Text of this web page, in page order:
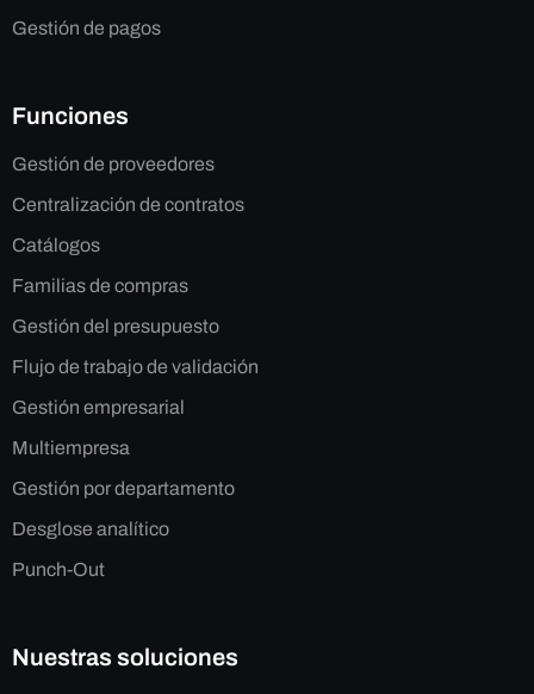
Gestión de pagos
Funciones
Gestión de proveedores
Centralización de contratos
Catálogos
Familias de compras
Gestión del presupuesto
Flujo de trabajo de validación
Gestión empresarial
Multiempresa
Gestión por departamento
Desglose analítico
Punch-Out
Nuestras soluciones